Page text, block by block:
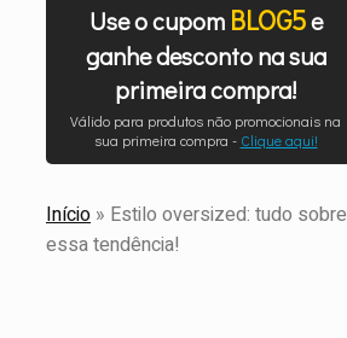
Use o cupom BLOG5e
ganhe desconto na sua
primeira compra!
Válido para produtos não promocionais na
sua primeira compra - Clique aqui!
Início » Estilo oversized: tudo sobre
essa tendência!